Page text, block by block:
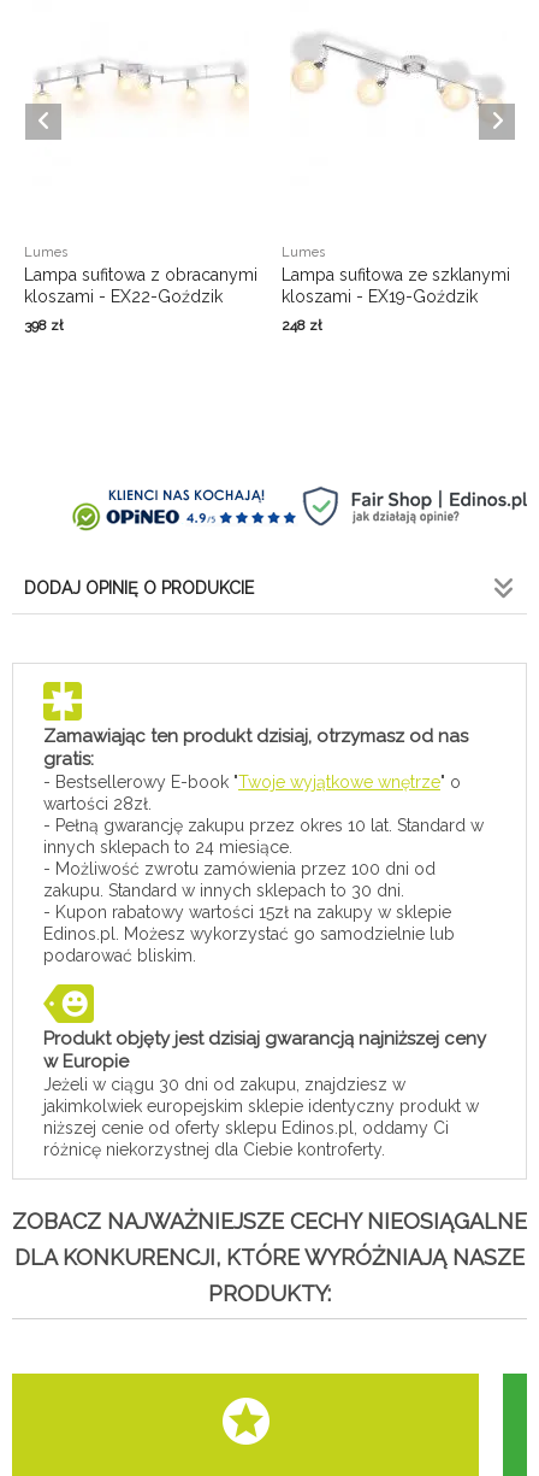
Lumes
Lampa sufitowa z obracanymi
kloszami - EX22-Goździk
398 zł
Lumes
Lampa sufitowa ze szklanymi
kloszami - EX19-Goździk
248 zł
DODAJ OPINIĘ O PRODUKCIE
Zamawiając ten produkt dzisiaj, otrzymasz od nas
gratis:
- Bestsellerowy E-book "Twoje wyjątkowe wnętrze" o
wartości 28zł.
- Pełną gwarancję zakupu przez okres 10 lat. Standard w
innych sklepach to 24 miesiące.
- Możliwość zwrotu zamówienia przez 100 dni od
zakupu. Standard w innych sklepach to 30 dni.
- Kupon rabatowy wartości 15zł na zakupy w sklepie
Edinos.pl. Możesz wykorzystać go samodzielnie lub
podarować bliskim.
Produkt objęty jest dzisiaj gwarancją najniższej ceny
w Europie
Jeżeli w ciągu 30 dni od zakupu, znajdziesz w
jakimkolwiek europejskim sklepie identyczny produkt w
niższej cenie od oferty sklepu Edinos.pl, oddamy Ci
różnicę niekorzystnej dla Ciebie kontroferty.
ZOBACZ NAJWAŻNIEJSZE CECHY NIEOSIĄGALNE
DLA KONKURENCJI, KTÓRE WYRÓŻNIAJĄ NASZE
PRODUKTY: